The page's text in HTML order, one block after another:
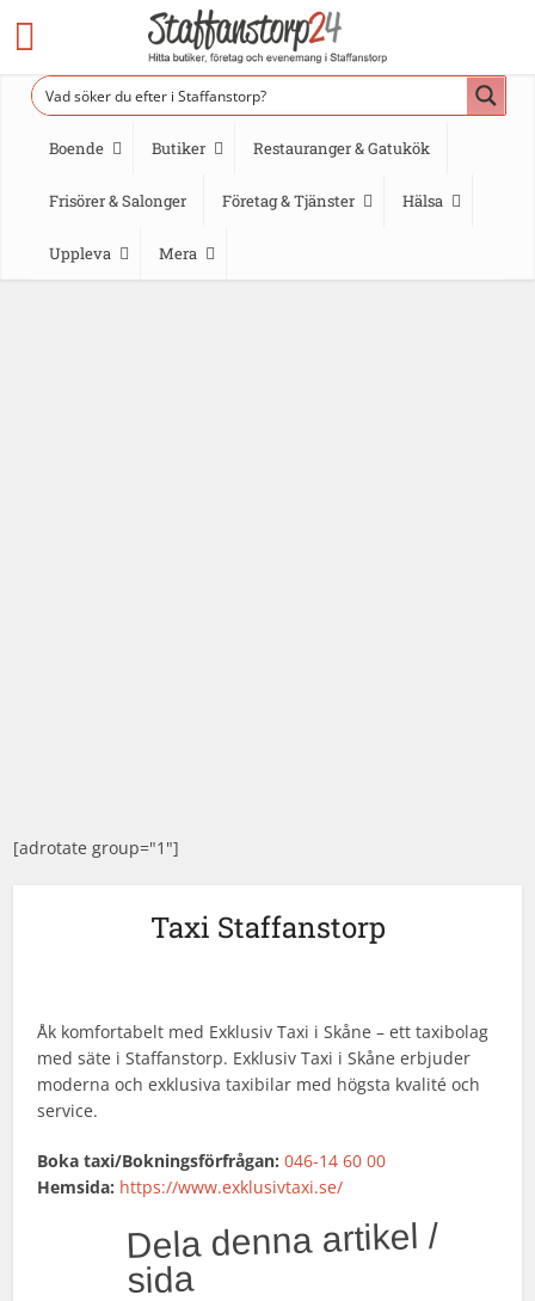
Boende Butiker Restauranger & Gatukök
Frisörer & Salonger Företag & Tjänster Hälsa
Uppleva Mera
[adrotate group="1"]
Taxi Staffanstorp
Åk komfortabelt med Exklusiv Taxi i Skåne – ett taxibolag
med säte i Staffanstorp. Exklusiv Taxi i Skåne erbjuder
moderna och exklusiva taxibilar med högsta kvalité och
service.
Boka taxi/Bokningsförfrågan: 046-14 60 00
Hemsida: https://www.exklusivtaxi.se/
Dela denna artikel /
sida